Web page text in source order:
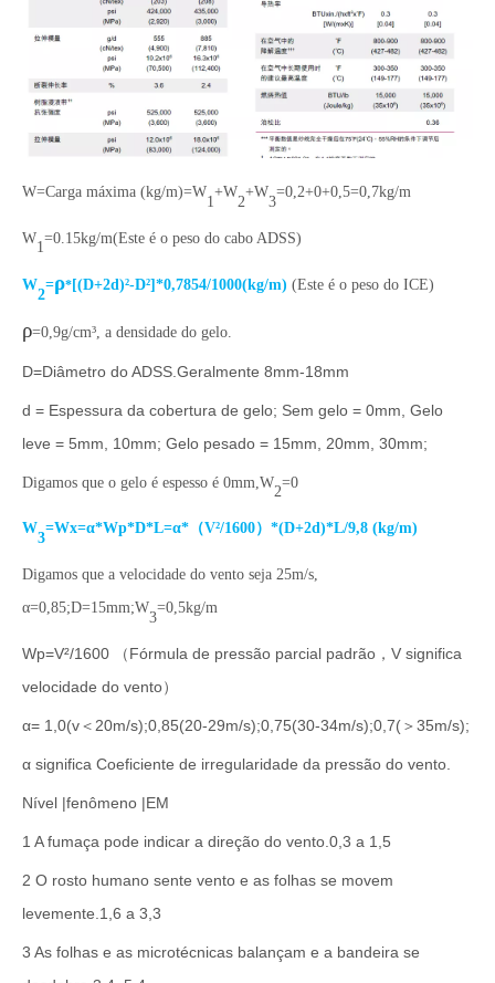
W=Carga máxima (kg/m)=W
1
+W
2
+W
3
=0,2+0+0,5=0,7kg/m
W
1
=0.15kg/m(Este é o peso do cabo ADSS)
W
2
=ρ*[(D+2d)²-D²]*0,7854/1000(kg/m) (Este é o peso do ICE)
ρ=0,9g/cm³, a densidade do gelo.
D=Diâmetro do ADSS.Geralmente 8mm-18mm
d = Espessura da cobertura de gelo; Sem gelo = 0mm, Gelo
leve = 5mm, 10mm; Gelo pesado = 15mm, 20mm, 30mm;
Digamos que o gelo é espesso é 0mm,W
2
=0
W
3
=Wx=α*Wp*D*L=α*（V²/1600）*(D+2d)*L/9,8 (kg/m)
Digamos que a velocidade do vento seja 25m/s,
α=0,85;D=15mm;W
3
=0,5kg/m
Wp=V²/1600 （Fórmula de pressão parcial padrão，V significa
velocidade do vento）
α= 1,0(v＜20m/s);0,85(20-29m/s);0,75(30-34m/s);0,7(＞35m/s);
α significa Coeficiente de irregularidade da pressão do vento.
Nível |fenômeno |EM
1 A fumaça pode indicar a direção do vento.0,3 a 1,5
2 O rosto humano sente vento e as folhas se movem
levemente.1,6 a 3,3
3 As folhas e as microtécnicas balançam e a bandeira se